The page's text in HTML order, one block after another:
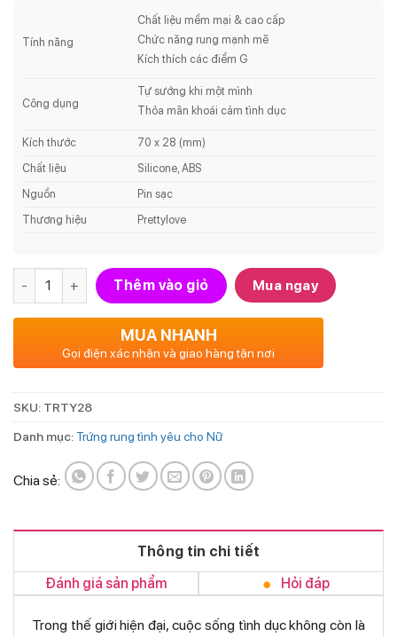
Tính năng
Chất liệu mềm mại & cao cấp
Chức năng rung mạnh mẽ
Kích thích các điểm G
Công dụng
Tự sướng khi một mình
Thỏa mãn khoái cảm tình dục
Kích thước
70 x 28 (mm)
Chất liệu
Silicone, ABS
Nguồn
Pin sạc
Thương hiệu
Prettylove
Số lượng Thêm vào giỏ Mua ngay
MUA NHANH
Gọi điện xác nhận và giao hàng tận nơi
SKU: TRTY28
Danh mục: Trứng rung tình yêu cho Nữ
Chia sẻ:
Thông tin chi tiết
Đánh giá sản phẩm
Hỏi đáp
Trong thế giới hiện đại, cuộc sống tình dục không còn là